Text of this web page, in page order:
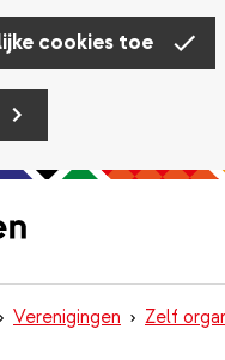
cookies toe
Verenigingen Zelf